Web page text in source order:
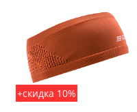
+скидка 10%